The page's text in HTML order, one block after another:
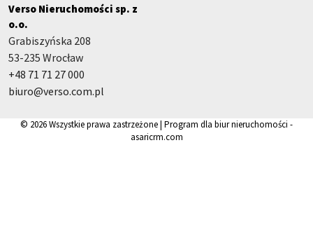
Verso Nieruchomości sp. z
o.o.
Grabiszyńska 208
53-235 Wrocław
+48 71 71 27 000
biuro@verso.com.pl
© 2026 Wszystkie prawa zastrzeżone | Program dla biur nieruchomości -
asaricrm.com